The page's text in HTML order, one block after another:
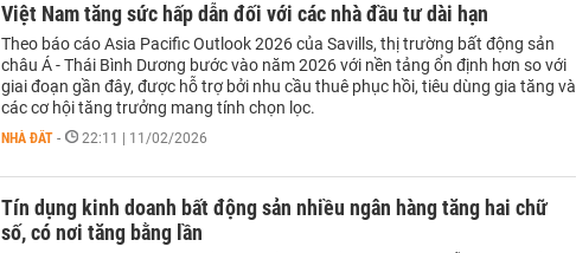
Việt Nam tăng sức hấp dẫn đối với các nhà đầu tư dài hạn
Theo báo cáo Asia Pacific Outlook 2026 của Savills, thị trường bất động sản
châu Á - Thái Bình Dương bước vào năm 2026 với nền tảng ổn định hơn so với
giai đoạn gần đây, được hỗ trợ bởi nhu cầu thuê phục hồi, tiêu dùng gia tăng và
các cơ hội tăng trưởng mang tính chọn lọc.
NHÀ ĐẤT - 22:11 | 11/02/2026
Tín dụng kinh doanh bất động sản nhiều ngân hàng tăng hai chữ
số, có nơi tăng bằng lần